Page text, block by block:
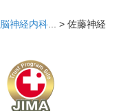
脳神経内科... > 佐藤神経